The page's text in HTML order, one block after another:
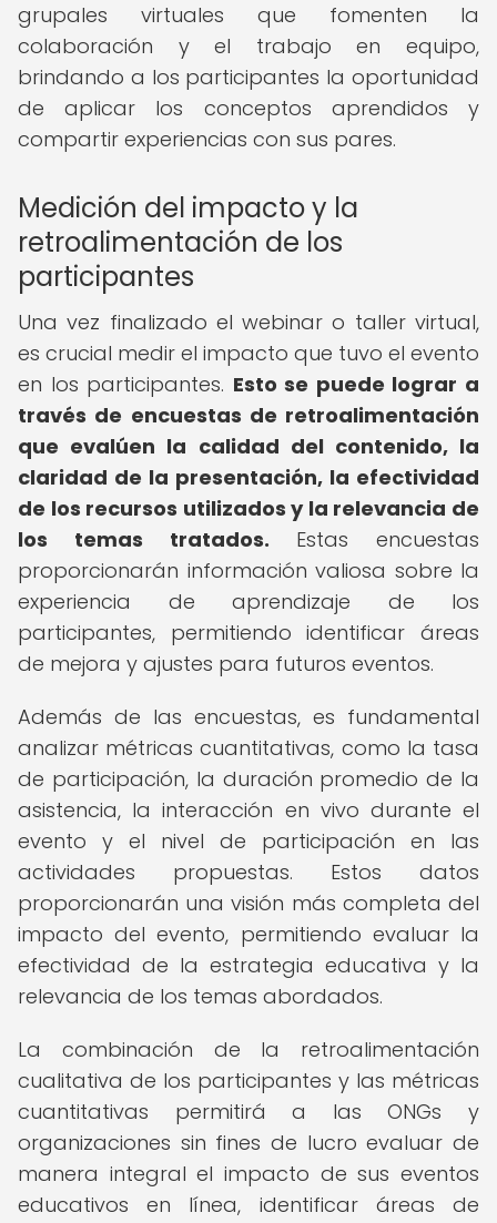
grupales virtuales que fomenten la
colaboración y el trabajo en equipo,
brindando a los participantes la oportunidad
de aplicar los conceptos aprendidos y
compartir experiencias con sus pares.
Medición del impacto y la
retroalimentación de los
participantes
Una vez finalizado el webinar o taller virtual,
es crucial medir el impacto que tuvo el evento
en los participantes. Esto se puede lograr a
través de encuestas de retroalimentación
que evalúen la calidad del contenido, la
claridad de la presentación, la efectividad
de los recursos utilizados y la relevancia de
los temas tratados. Estas encuestas
proporcionarán información valiosa sobre la
experiencia de aprendizaje de los
participantes, permitiendo identificar áreas
de mejora y ajustes para futuros eventos.
Además de las encuestas, es fundamental
analizar métricas cuantitativas, como la tasa
de participación, la duración promedio de la
asistencia, la interacción en vivo durante el
evento y el nivel de participación en las
actividades propuestas. Estos datos
proporcionarán una visión más completa del
impacto del evento, permitiendo evaluar la
efectividad de la estrategia educativa y la
relevancia de los temas abordados.
La combinación de la retroalimentación
cualitativa de los participantes y las métricas
cuantitativas permitirá a las ONGs y
organizaciones sin fines de lucro evaluar de
manera integral el impacto de sus eventos
educativos en línea, identificar áreas de